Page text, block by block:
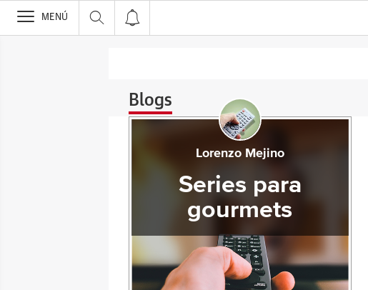
>
MENÚ
Blogs
Lorenzo Mejino
Series para
gourmets